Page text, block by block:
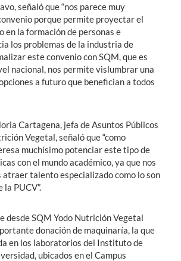
señaló que “nos parece muy
porque permite proyectar el
en la formación de personas e
los problemas de la industria de
este convenio con SQM, que es
nacional, nos permite vislumbrar una
a futuro que benefician a todos
Cartagena, jefa de Asuntos Públicos
Vegetal, señaló que “como
muchísimo potenciar este tipo de
con el mundo académico, ya que nos
atraer talento especializado como lo son
PUCV”.
desde SQM Yodo Nutrición Vegetal
donación de maquinaría, la que
en los laboratorios del Instituto de
ubicados en el Campus